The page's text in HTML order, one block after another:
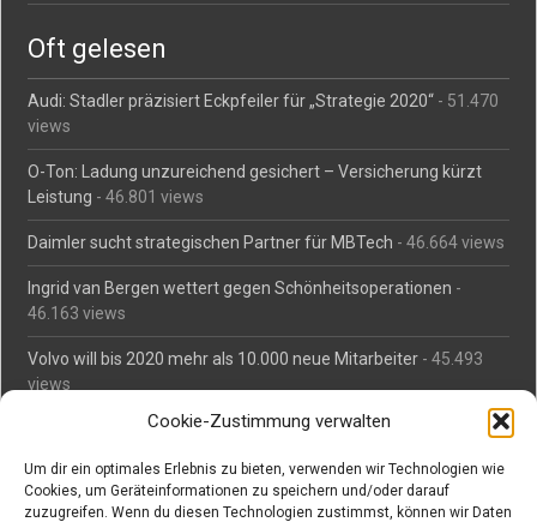
Cookie-Zustimmung verwalten
Um dir ein optimales Erlebnis zu bieten, verwenden wir Technologien wie
Cookies, um Geräteinformationen zu speichern und/oder darauf
zuzugreifen. Wenn du diesen Technologien zustimmst, können wir Daten
Oft gelesen
Audi: Stadler präzisiert Eckpfeiler für „Strategie 2020“ - 51.470
views
O-Ton: Ladung unzureichend gesichert – Versicherung kürzt
Leistung - 46.801 views
Daimler sucht strategischen Partner für MBTech - 46.664 views
Ingrid van Bergen wettert gegen Schönheitsoperationen -
46.163 views
Volvo will bis 2020 mehr als 10.000 neue Mitarbeiter - 45.493
views
Mäßiges Interesse an Daimlers MBtech- 44.716 views
O-Ton: Wer muss Schaden für abgedriftete Silvesterraketen
zahlen?- 42.379 views